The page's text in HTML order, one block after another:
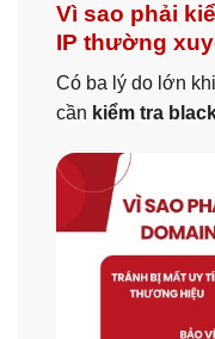
Vì sao phải
IP thường
Có ba lý do lớn
cần kiểm tra